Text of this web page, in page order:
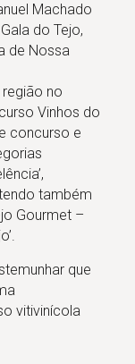
Machado
do Tejo,
de Nossa
no
Vinhos do
concurso e
tendo também
Gourmet –
que
vitivinícola